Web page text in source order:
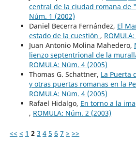
central de la ciudad romana de
Núm. 1 (2002)
Daniel Becerra Fernández, El
estado de la cuestión ,
Juan Antonio Molina Mahedero,
lienzo septentrional de la
ROMULA: Núm. 4 (2005)
Thomas G. Schattner, La Puerta
y otras puertas romanas en la
ROMULA: Núm. 4 (2005)
Rafael Hidalgo, En torno a la
, ROMULA: Núm. 2 (2003)
<< < 1 2 3 4 5 6 7 > >>